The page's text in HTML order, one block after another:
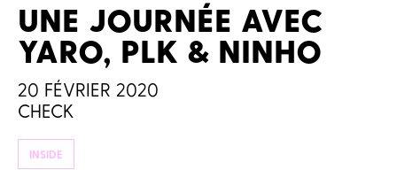
UNE JOURNÉE AVEC
YARO, PLK & NINHO
20 FÉVRIER 2020
CHECK
INSIDE